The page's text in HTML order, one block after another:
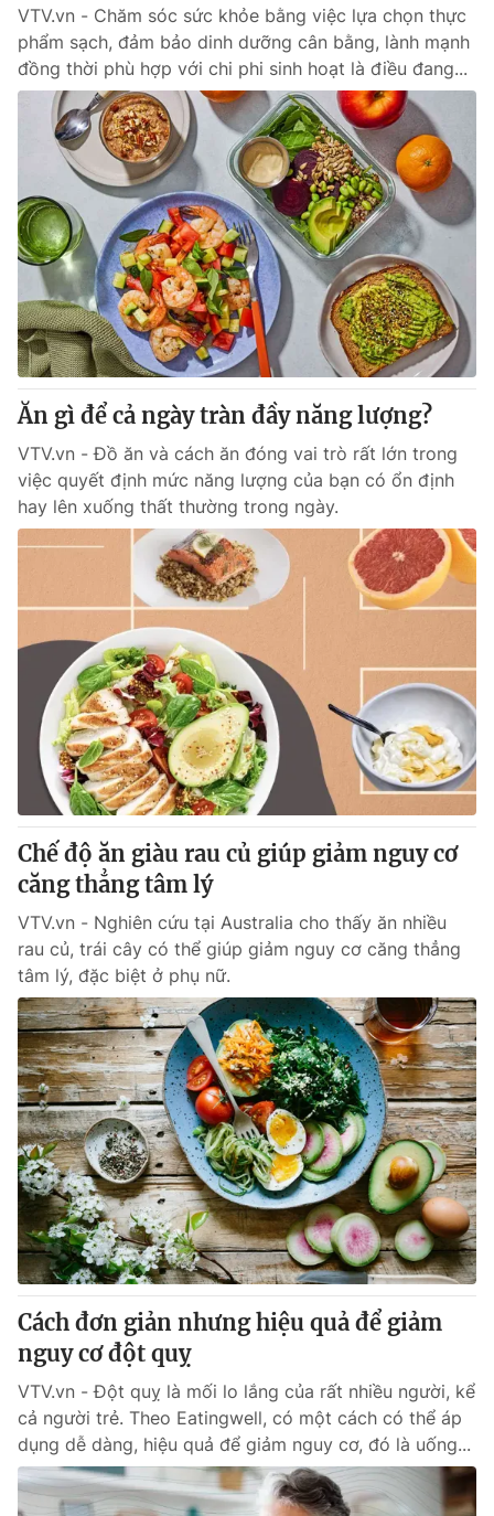
Emagazine Podcast
Photo Infographic
Video Shorts video
VTV Money VTV Thể thao
VTV Sức khoẻ Bất động sản
Thị trường 24h Tấm lòng Việt
VTV4 Vươn mình bằng AI
VTV9 VTV8
Liên hệ tòa soạn English
THỜI BÁO VTV
Theo dõi báo trên
Cơ quan chủ quản:Đài Truyền hình Việt Nam
Cơ quan báo chí:Thời báo VTV
Giấy phép hoạt động báo in và báo điện tử số 483/GP-BTTTT
cấp ngày 29/12/2023
Tổng Biên tập:Vũ Thanh Thủy
Phó Tổng Biên tập:Nguyễn Thị Mỹ Hạnh, Phạm Quốc Thắng,
Nguyễn Trọng Ninh
Tổng đài VTV:024.38 355 931 - 024.38 355 932
Ðiện thoại Thời báo VTV:024.66 897 897
Email:toasoan@vtv.vn
Liên hệ quảng cáo:024-7300.7108
thuận bằng văn bản. Ghi rõ nguồn VTV.vn khi phát hành lại
thông tin từ website này.
VTV.vn - Chăm sóc sức khỏe bằng việc lựa chọn thực
phẩm sạch, đảm bảo dinh dưỡng cân bằng, lành mạnh
đồng thời phù hợp với chi phi sinh hoạt là điều đang...
Ăn gì để cả ngày tràn đầy năng lượng?
VTV.vn - Đồ ăn và cách ăn đóng vai trò rất lớn trong
việc quyết định mức năng lượng của bạn có ổn định
hay lên xuống thất thường trong ngày.
Chế độ ăn giàu rau củ giúp giảm nguy cơ
căng thẳng tâm lý
VTV.vn - Nghiên cứu tại Australia cho thấy ăn nhiều
rau củ, trái cây có thể giúp giảm nguy cơ căng thẳng
tâm lý, đặc biệt ở phụ nữ.
Cách đơn giản nhưng hiệu quả để giảm
nguy cơ đột quỵ
VTV.vn - Đột quỵ là mối lo lắng của rất nhiều người, kể
cả người trẻ. Theo Eatingwell, có một cách có thể áp
dụng dễ dàng, hiệu quả để giảm nguy cơ, đó là uống...